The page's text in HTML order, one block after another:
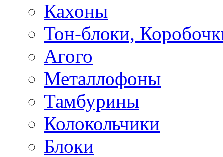
Кахоны
Тон-блоки,
Агого
Металлофоны
Тамбурины
Колокольчики
Блоки